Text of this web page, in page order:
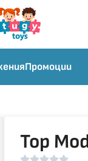
Промоции
Top